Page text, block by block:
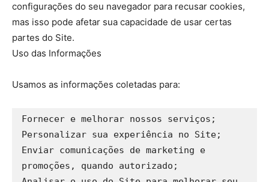
configurações do seu navegador para recusar cookies,
mas isso pode afetar sua capacidade de usar certas
partes do Site.
Uso das Informações
Usamos as informações coletadas para:
Fornecer e melhorar nossos serviços;
Personalizar sua experiência no Site;
Enviar comunicações de marketing e
promoções, quando autorizado;